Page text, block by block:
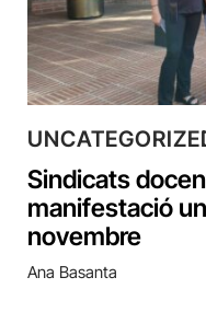
Sindicats
manifestació
novembre
Ana Basanta